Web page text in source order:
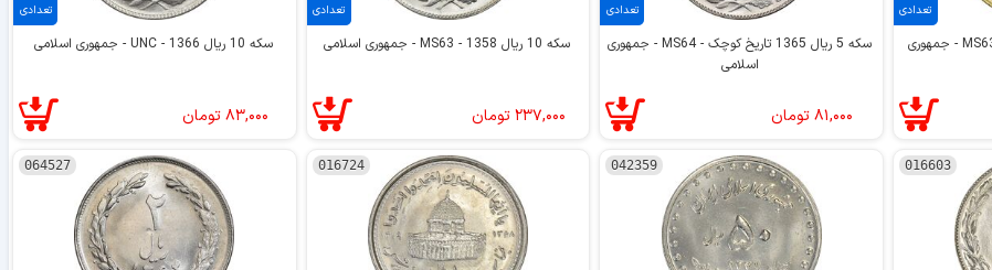
تعدادی
سکه 10 ریال 1376 فردوسی - MS63 - جمهوری
تعدادی
سکه 5 ریال 1365 تاریخ کوچک - MS64 - جمهوری
اسلامی
۸۱,۰۰۰تومان
تعدادی
سکه 10 ریال 1358 - MS63 - جمهوری اسلامی
۲۳۷,۰۰۰تومان
تعدادی
سکه 10 ریال 1366 - UNC - جمهوری اسلامی
۸۳,۰۰۰ تومان
016603
042359
016724
064527